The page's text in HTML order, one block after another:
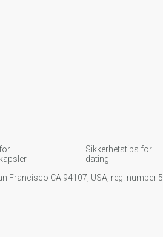
Sikkerhetstips for
dating
Francisco CA 94107, USA, reg. number